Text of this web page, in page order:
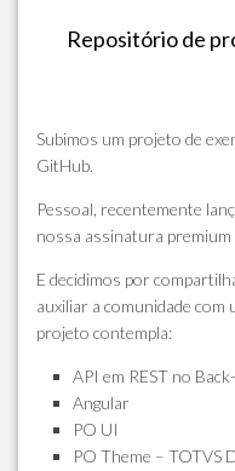
Repositório de
Subimos um projeto de
GitHub.
Pessoal, recentemente
nossa assinatura premium
E decidimos por
auxiliar a comunidade com
projeto contempla:
API em REST no
Angular
PO UI
PO Theme – TOTVS